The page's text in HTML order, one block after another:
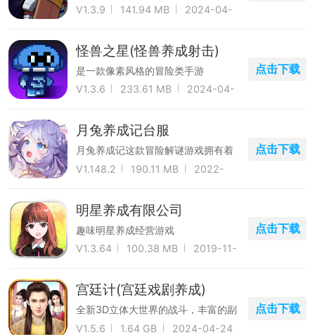
V1.3.9
141.94 MB
2024-04-
怪兽之星(怪兽养成射击)
是一款像素风格的冒险类手游
V1.3.6
233.61 MB
2024-04-
点击下载
月兔养成记台服
月兔养成记这款冒险解谜游戏拥有着
极强的趣味性
V1.148.2 190.11 MB
2022-
点击下载
明星养成有限公司
趣味明星养成经营游戏
V1.3.64
100.38 MB
2019-11-
点击下载
宫廷计(宫廷戏剧养成)
全新3D立体大世界的战斗，丰富的副
本玩法等你来体验。
V1.5.6 1.64 GB 2024-04-24
点击下载